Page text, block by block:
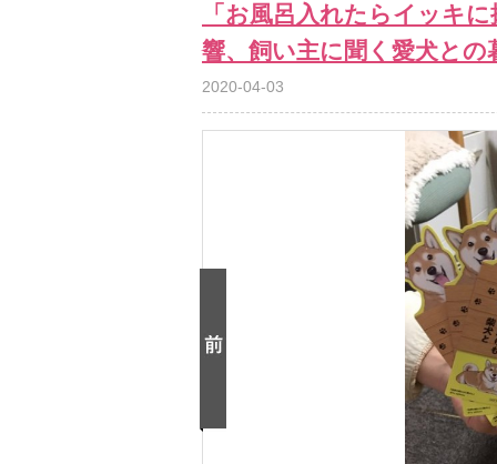
「お風呂入れたらイッキ
響、飼い主に聞く愛犬との
2020-04-03